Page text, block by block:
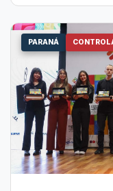
PARANÁ